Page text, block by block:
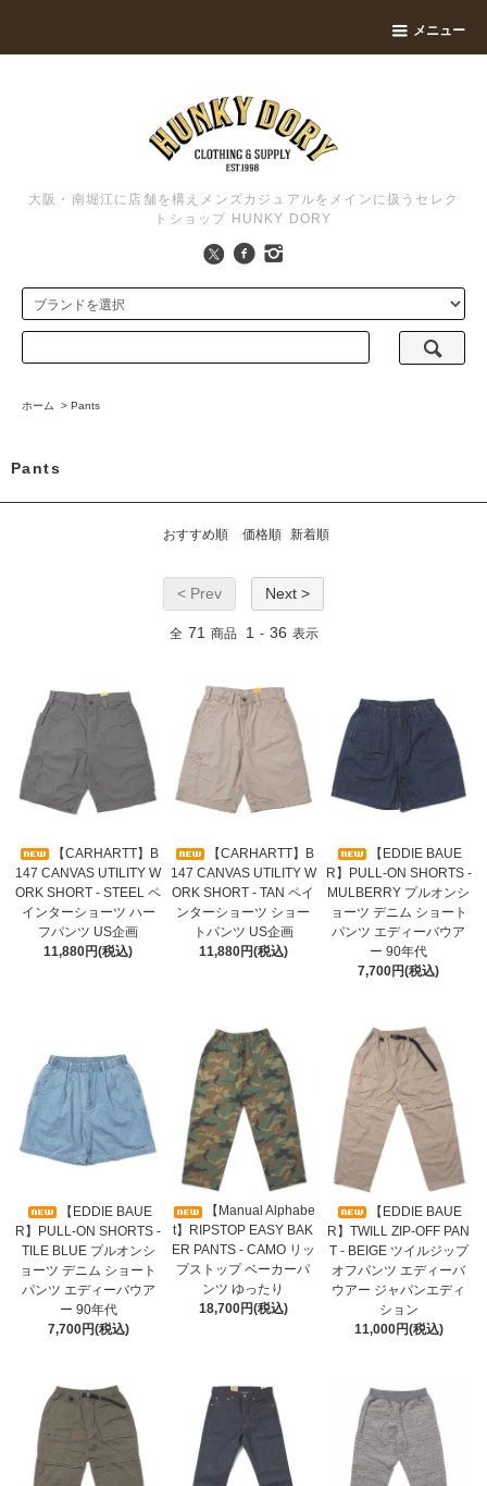
メニュー
大阪・南堀江に店舗を構えメンズカジュアルをメインに扱うセレク
トショップ HUNKY DORY
ホーム > Pants
Pants
おすすめ順 価格順 新着順
< Prev Next >
全 71 商品 1 - 36 表示
【CARHARTT】B
147 CANVAS UTILITY W
ORK SHORT - STEEL ペ
インターショーツ ハー
フパンツ US企画
11,880円(税込)
【CARHARTT】B
147 CANVAS UTILITY W
ORK SHORT - TAN ペイ
ンターショーツ ショー
トパンツ US企画
11,880円(税込)
【EDDIE BAUE
R】PULL-ON SHORTS -
MULBERRY プルオンシ
ョーツ デニム ショート
パンツ エディーバウア
ー 90年代
7,700円(税込)
【EDDIE BAUE
R】PULL-ON SHORTS -
TILE BLUE プルオンシ
ョーツ デニム ショート
パンツ エディーバウア
ー 90年代
7,700円(税込)
【Manual Alphabe
t】RIPSTOP EASY BAK
ER PANTS - CAMO リッ
プストップ ベーカーパ
ンツ ゆったり
18,700円(税込)
【EDDIE BAUE
R】TWILL ZIP-OFF PAN
T - BEIGE ツイルジップ
オフパンツ エディーバ
ウアー ジャパンエディ
ション
11,000円(税込)